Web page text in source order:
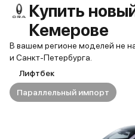
Купить
Кемерове
В вашем регионе моделей не
и Санкт-Петербурга.
Лифтбек
Параллельный импорт